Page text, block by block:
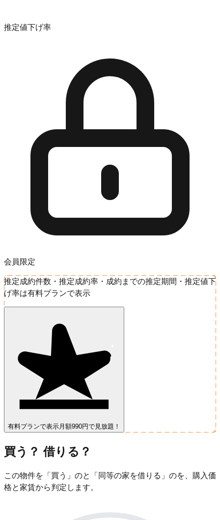
推定値下げ率
会員限定
推定成約件数・推定成約率・成約までの推定期間・推定値下
げ率は有料プランで表示
有料プランで表示 月額990円で見放題！
買う？ 借りる？
この物件を「買う」のと「同等の家を借りる」のを、購入価
格と家賃から判定します。